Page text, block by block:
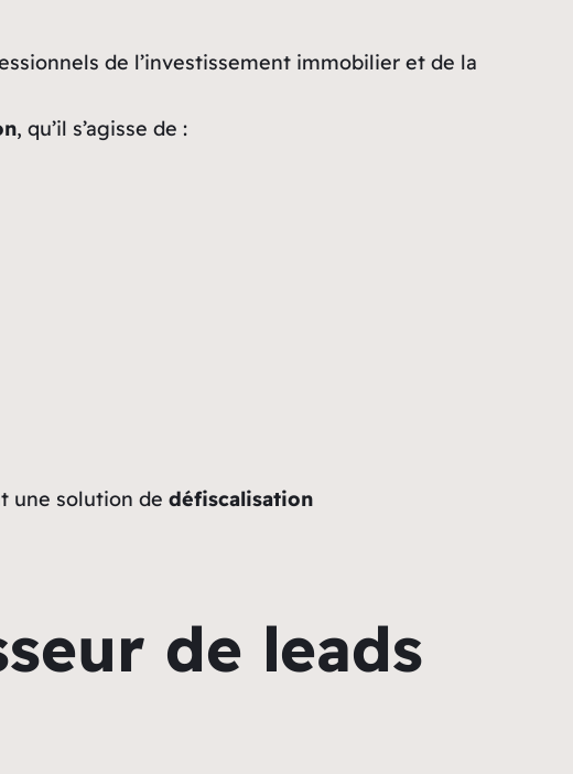
de l’investissement immobilier et de la
, qu’il s’agisse de :
une solution de défiscalisation
de leads